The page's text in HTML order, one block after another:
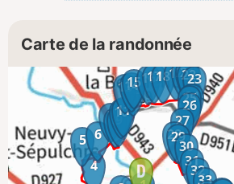
Carte de la randonnée
4
5 6
789
10
11
12
1314
151617181920
21
2223
24
25
26
27
28
29
30
31
32
33